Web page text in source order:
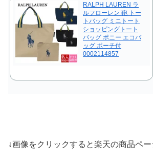
RALPH LAUREN ラ
ルフローレン 鞄 トー
トバッグ ミニトート
ショッピングトート
バッグ ポニー エコバ
ッグ ポーチ付
0002114857
↓画像をクリックすると楽天の商品ペー